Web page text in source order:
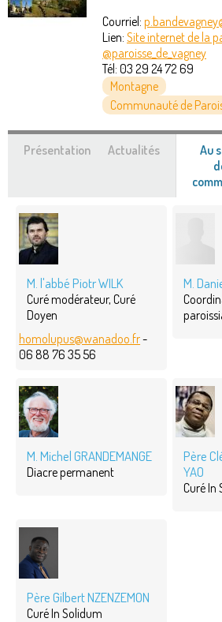
êtes
Courriel:
Lien: Site internet de la
@paroisse_de_vagney
Tél: 03 29 24 72 69
Montagne
Communauté de
Présentation Actualités
Au
M. l'abbé Piotr WILK
Curé modérateur, Curé
Doyen
homolupus@wanadoo.fr-
06 88 76 35 56
M.
M. Michel GRANDEMANGE
Diacre permanent
Père
YAO
Curé In
Père Gilbert NZENZEMON
Curé In Solidum